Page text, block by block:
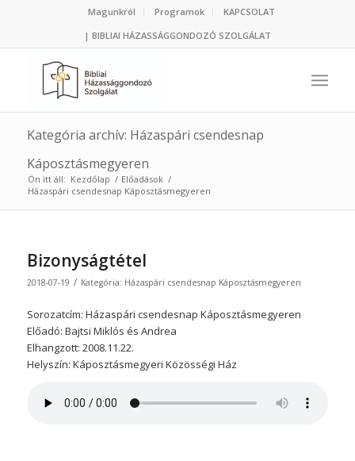
Magunkról Programok
KAPCSOLAT
| BIBLIAI HÁZASSÁGGONDOZÓ SZOLGÁLAT
Kategória archív: Házaspári csendesnap
Káposztásmegyeren
Ön itt áll: Kezdőlap / Előadások /
Házaspári csendesnap Káposztásmegyeren
Bizonyságtétel
2018-07-19 / Kategória: Házaspári csendesnap Káposztásmegyeren
Sorozatcím: Házaspári csendesnap Káposztásmegyeren
Előadó: Bajtsi Miklós és Andrea
Elhangzott: 2008.11.22.
Helyszín: Káposztásmegyeri Közösségi Ház